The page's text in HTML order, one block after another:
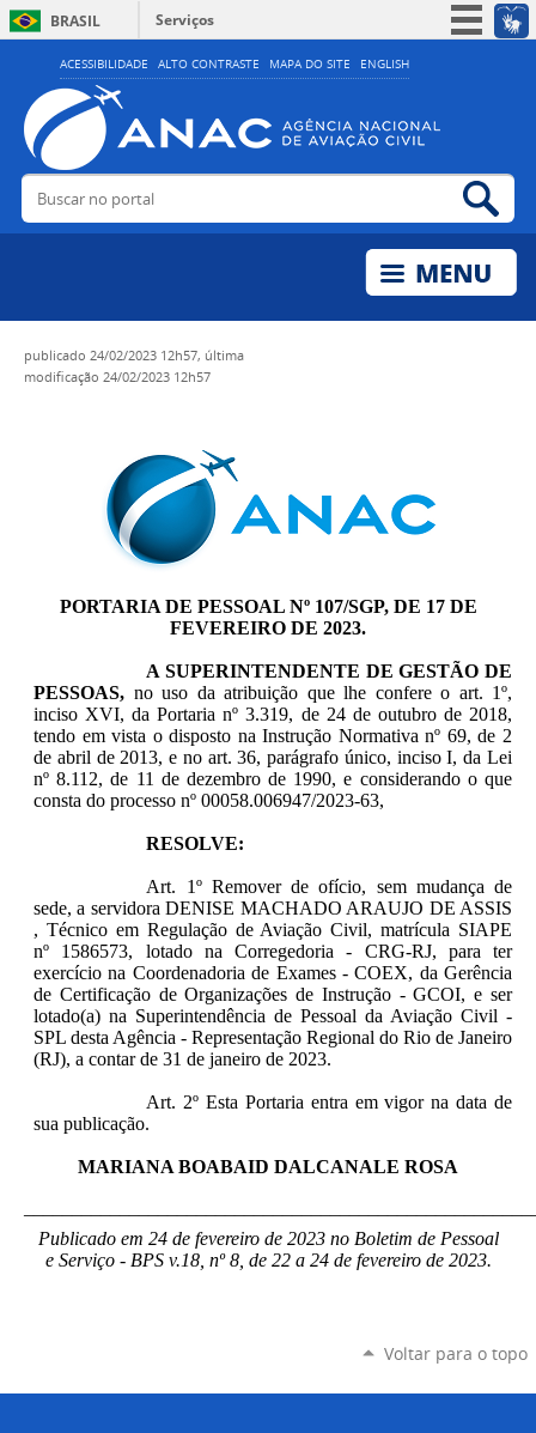
ACESSIBILIDADE ALTO CONTRASTE MAPA DO SITE ENGLISH
BRASIL
Serviços
Simplifique!
Acesso à informação
Legislação
Buscar no portal
publicado 24/02/2023 12h57, última
modificação 24/02/2023 12h57
PORTARIA DE PESSOAL Nº 107/SGP, DE 17 DE
FEVEREIRO DE 2023.
A SUPERINTENDENTE DE GESTÃO DE
PESSOAS, no uso da atribuição que lhe confere o art. 1º,
inciso XVI, da Portaria nº 3.319, de 24 de outubro de 2018,
tendo em vista o disposto na Instrução Normativa nº 69, de 2
de abril de 2013, e no art. 36, parágrafo único, inciso I, da Lei
nº 8.112, de 11 de dezembro de 1990, e considerando o que
consta do processo nº 00058.006947/2023-63,
RESOLVE:
Art. 1º Remover de ofício, sem mudança de
sede, a servidora DENISE MACHADO ARAUJO DE ASSIS
, Técnico em Regulação de Aviação Civil, matrícula SIAPE
nº 1586573, lotado na Corregedoria - CRG-RJ, para ter
exercício na Coordenadoria de Exames - COEX, da Gerência
de Certificação de Organizações de Instrução - GCOI, e ser
lotado(a) na Superintendência de Pessoal da Aviação Civil -
SPL desta Agência - Representação Regional do Rio de Janeiro
(RJ), a contar de 31 de janeiro de 2023.
Art. 2º Esta Portaria entra em vigor na data de
sua publicação.
MARIANA BOABAID DALCANALE ROSA
Publicado em 24 de fevereiro de 2023 no Boletim de Pessoal
e Serviço - BPS v.18, nº 8, de 22 a 24 de fevereiro de 2023.
Voltar para o topo